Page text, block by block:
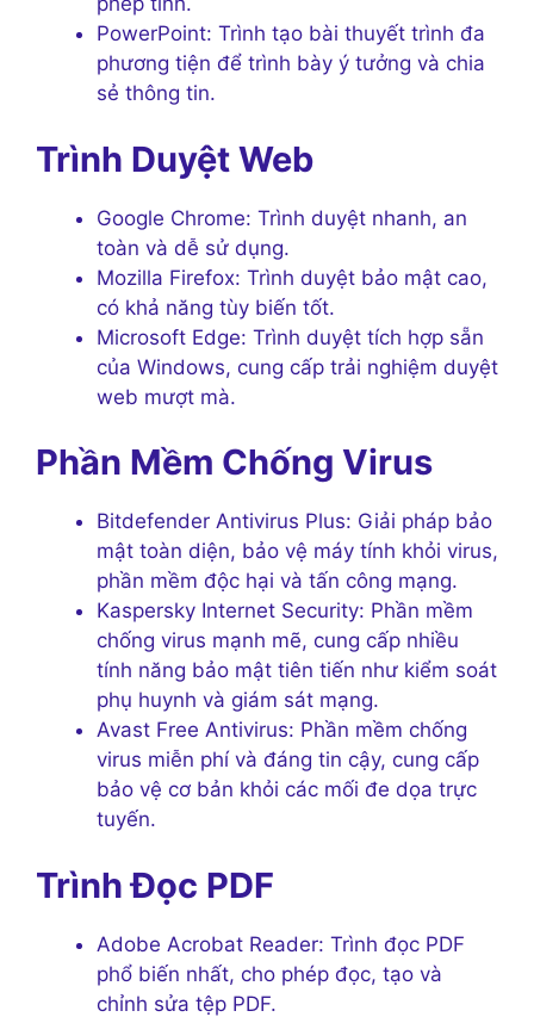
PowerPoint: Trình tạo bài thuyết trình đa
phương tiện để trình bày ý tưởng và chia
sẻ thông tin.
Trình Duyệt Web
Google Chrome: Trình duyệt nhanh, an
toàn và dễ sử dụng.
Mozilla Firefox: Trình duyệt bảo mật cao,
có khả năng tùy biến tốt.
Microsoft Edge: Trình duyệt tích hợp sẵn
của Windows, cung cấp trải nghiệm duyệt
web mượt mà.
Phần Mềm Chống Virus
Bitdefender Antivirus Plus: Giải pháp bảo
mật toàn diện, bảo vệ máy tính khỏi virus,
phần mềm độc hại và tấn công mạng.
Kaspersky Internet Security: Phần mềm
chống virus mạnh mẽ, cung cấp nhiều
tính năng bảo mật tiên tiến như kiểm soát
phụ huynh và giám sát mạng.
Avast Free Antivirus: Phần mềm chống
virus miễn phí và đáng tin cậy, cung cấp
bảo vệ cơ bản khỏi các mối đe dọa trực
tuyến.
Trình Đọc PDF
Adobe Acrobat Reader: Trình đọc PDF
phổ biến nhất, cho phép đọc, tạo và
chỉnh sửa tệp PDF.